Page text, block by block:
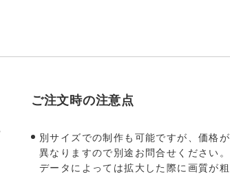
ご注文時の注意点
別サイズでの制作も可能ですが、価格が
異なりますので別途お問合せください。
データによっては拡大した際に画質が粗